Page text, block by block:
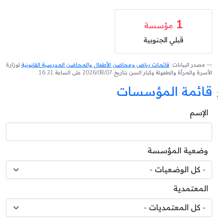
1 مؤسسة
قبلي الجنوبية
مصدر البيانات: قائمات رياض ومحاضن الأطفال والمحاضن المدرسية القانونية لوزارة
الأسرة والمرأة والطفولة وكبار السن بتاريخ 2026/08/07 على الساعة 16:31
قائمة المؤسسات
الإسم
وضعية المؤسسة
المعتمدية